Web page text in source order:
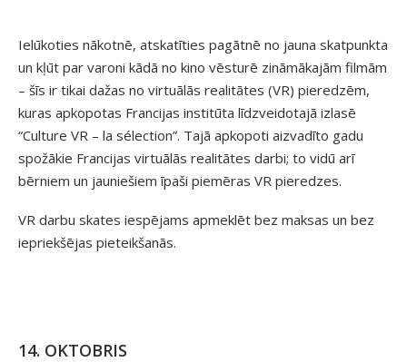
Ielūkoties nākotnē, atskatīties pagātnē no jauna skatpunkta
un kļūt par varoni kādā no kino vēsturē zināmākajām filmām
– šīs ir tikai dažas no virtuālās realitātes (VR) pieredzēm,
kuras apkopotas Francijas institūta līdzveidotajā izlasē
“Culture VR – la sélection”. Tajā apkopoti aizvadīto gadu
spožākie Francijas virtuālās realitātes darbi; to vidū arī
bērniem un jauniešiem īpaši piemēras VR pieredzes.
VR darbu skates iespējams apmeklēt bez maksas un bez
iepriekšējas pieteikšanās.
14. OKTOBRIS